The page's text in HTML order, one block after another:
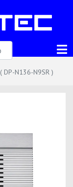
( DP-N136-N9SR )